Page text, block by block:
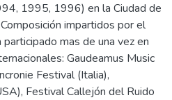
1995, 1996) en la Ciudad de
impartidos por el
mas de una vez en
Gaudeamus Music
Festival (Italia),
Festival Callejón del Ruido